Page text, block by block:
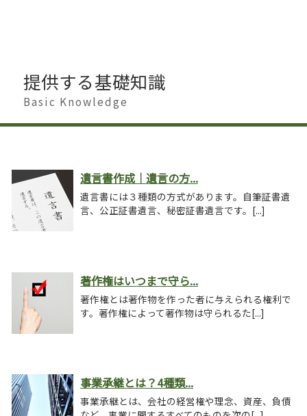
提供する基礎知識
Basic Knowledge
遺言書作成｜遺言の方...
遺言書には３種類の方式があります。自筆証書遺
言、公正証書遺言、秘密証書遺言です。[...]
著作権はいつまで守ら...
著作権とは著作物を作った者に与えられる権利で
す。著作権によって著作物は守られるた[...]
事業承継とは？4種類...
事業承継とは、会社の経営権や理念、資産、負債